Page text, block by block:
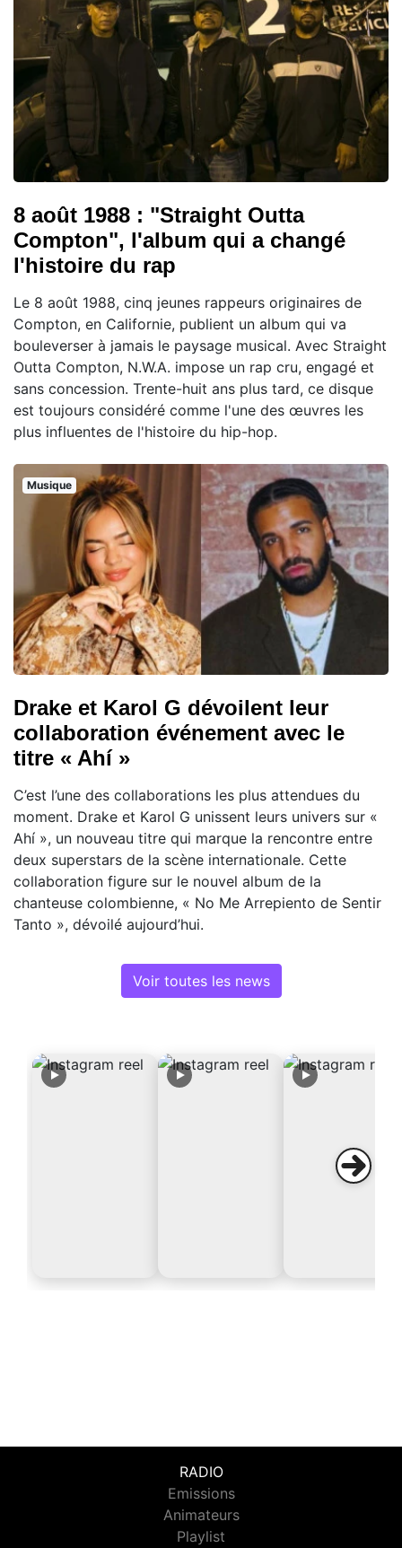
8 août 1988 : "Straight Outta
Compton", l'album qui a changé
l'histoire du rap
Le 8 août 1988, cinq jeunes rappeurs originaires de
Compton, en Californie, publient un album qui va
bouleverser à jamais le paysage musical. Avec Straight
Outta Compton, N.W.A. impose un rap cru, engagé et
sans concession. Trente-huit ans plus tard, ce disque
est toujours considéré comme l'une des œuvres les
plus influentes de l'histoire du hip-hop.
Musique
Drake et Karol G dévoilent leur
collaboration événement avec le
titre « Ahí »
C’est l’une des collaborations les plus attendues du
moment. Drake et Karol G unissent leurs univers sur «
Ahí », un nouveau titre qui marque la rencontre entre
deux superstars de la scène internationale. Cette
collaboration figure sur le nouvel album de la
chanteuse colombienne, « No Me Arrepiento de Sentir
Tanto », dévoilé aujourd’hui.
Voir toutes les news
RADIO
Emissions
Animateurs
Playlist